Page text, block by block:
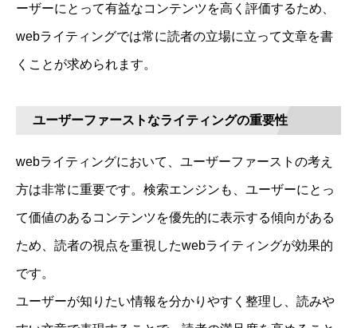
ーザーにとって有益なコンテンツを高く評価するため、
webライティングでは常に読者の立場に立って文章を書
くことが求められます。
ユーザーファーストなライティングの重要性
webライティングにおいて、ユーザーファーストの考え
方は非常に重要です。検索エンジンも、ユーザーにとっ
て価値のあるコンテンツを優先的に表示する傾向がある
ため、読者の視点を重視したwebライティングが効果的
です。
ユーザーが知りたい情報を分かりやすく整理し、読みや